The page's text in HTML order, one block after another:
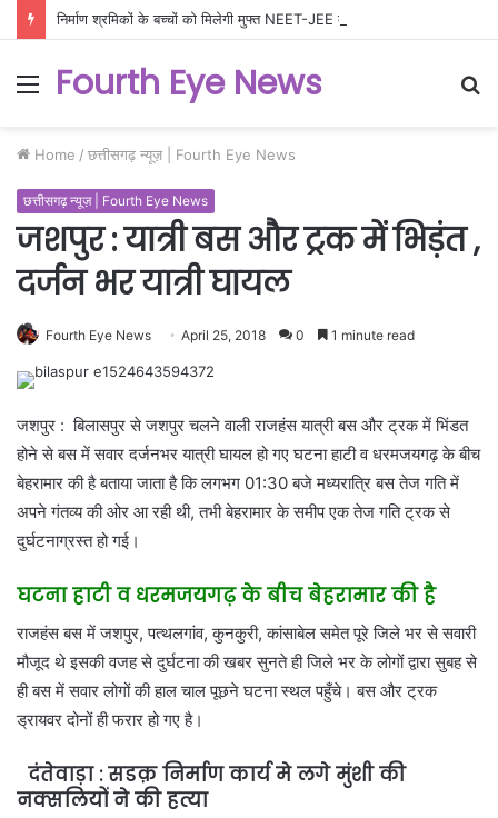
Menu
Fourth Eye News
Home / छत्तीसगढ़ न्यूज़ | Fourth Eye News
छत्तीसगढ़ न्यूज़ | Fourth Eye News
जशपुर : यात्री बस और ट्रक में भिड़ंत ,
दर्जन भर यात्री घायल
Fourth Eye News April 25, 2018 0 1 minute read
जशपुर : बिलासपुर से जशपुर चलने वाली राजहंस यात्री बस और ट्रक में भिंडत
होने से बस में सवार दर्जनभर यात्री घायल हो गए घटना हाटी व धरमजयगढ़ के बीच
बेहरामार की है बताया जाता है कि लगभग 01:30 बजे मध्यरात्रि बस तेज गति में
अपने गंतव्य की ओर आ रही थी, तभी बेहरामार के समीप एक तेज गति ट्रक से
दुर्घटनाग्रस्त हो गई।
घटना हाटी व धरमजयगढ़ के बीच बेहरामार की है
राजहंस बस में जशपुर, पत्थलगांव, कुनकुरी, कांसाबेल समेत पूरे जिले भर से सवारी
मौजूद थे इसकी वजह से दुर्घटना की खबर सुनते ही जिले भर के लोगों द्वारा सुबह से
ही बस में सवार लोगों की हाल चाल पूछने घटना स्थल पहुँचे। बस और ट्रक
ड्रायवर दोनों ही फरार हो गए है।
दंतेवाड़ा : सडक़ निर्माण कार्य मे लगे मुंशी की
नक्सलियों ने की हत्या